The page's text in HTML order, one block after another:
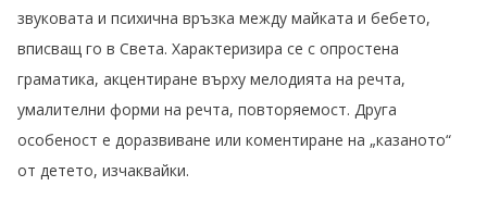
звуковата и психична връзка между майката и бебето,
вписващ го в Света. Характеризира се с опростена
граматика, акцентиране върху мелодията на речта,
умалителни форми на речта, повторяемост. Друга
особеност е доразвиване или коментиране на „казаното“
от детето, изчаквайки.